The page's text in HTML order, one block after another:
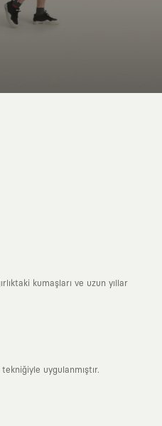
kumaşları ve uzun yıllar
uygulanmıştır.